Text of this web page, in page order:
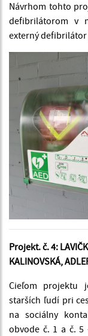
Návrhom tohto
defibrilátorom v
externý defibrilátor
Projekt. č. 4:
KALINOVSKÁ,
Cieľom projektu
starších ľudí pri
na sociálny
obvode č. 1 a č. 5